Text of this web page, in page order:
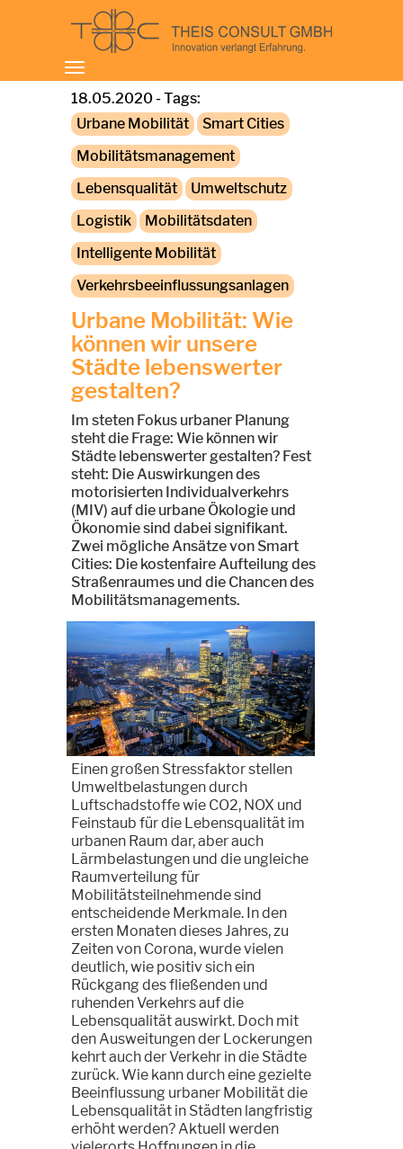
Toggle
navigation
18.05.2020 - Tags:
Urbane Mobilität
Smart Cities
Mobilitätsmanagement
Lebensqualität
Umweltschutz
Logistik
Mobilitätsdaten
Intelligente Mobilität
Verkehrsbeeinflussungsanlagen
Urbane Mobilität: Wie
können wir unsere
Städte lebenswerter
gestalten?
Im steten Fokus urbaner Planung
steht die Frage: Wie können wir
Städte lebenswerter gestalten? Fest
steht: Die Auswirkungen des
motorisierten Individualverkehrs
(MIV) auf die urbane Ökologie und
Ökonomie sind dabei signifikant.
Zwei mögliche Ansätze von Smart
Cities: Die kostenfaire Aufteilung des
Straßenraumes und die Chancen des
Mobilitätsmanagements.
Einen großen Stressfaktor stellen
Umweltbelastungen durch
Luftschadstoffe wie CO2, NOX und
Feinstaub für die Lebensqualität im
urbanen Raum dar, aber auch
Lärmbelastungen und die ungleiche
Raumverteilung für
Mobilitätsteilnehmende sind
entscheidende Merkmale. In den
ersten Monaten dieses Jahres, zu
Zeiten von Corona, wurde vielen
deutlich, wie positiv sich ein
Rückgang des fließenden und
ruhenden Verkehrs auf die
Lebensqualität auswirkt. Doch mit
den Ausweitungen der Lockerungen
kehrt auch der Verkehr in die Städte
zurück. Wie kann durch eine gezielte
Beeinflussung urbaner Mobilität die
Lebensqualität in Städten langfristig
erhöht werden? Aktuell werden